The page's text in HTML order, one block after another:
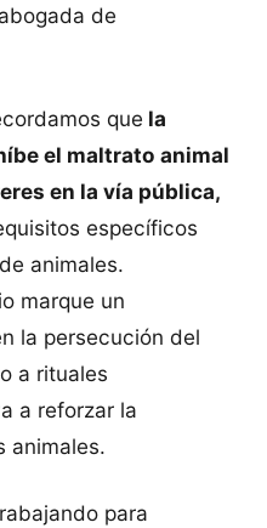
de
que la
el maltrato animal
en la vía pública,
específicos
animales.
marque un
la persecución del
a rituales
a reforzar la
animales.
para